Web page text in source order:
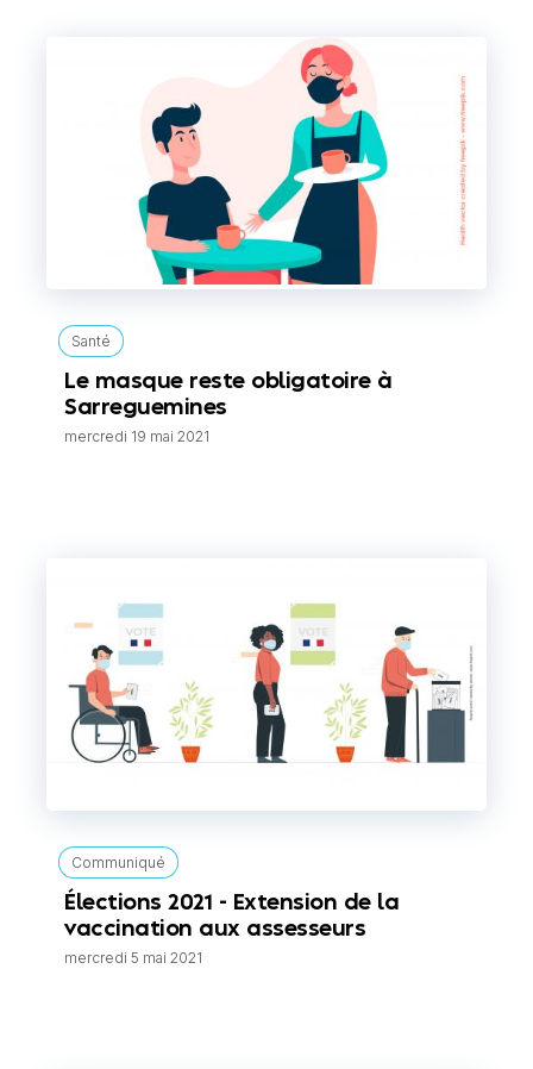
Santé
Le masque reste obligatoire à
Sarreguemines
mercredi 19 mai 2021
Communiqué
Élections 2021 - Extension de la
vaccination aux assesseurs
mercredi 5 mai 2021